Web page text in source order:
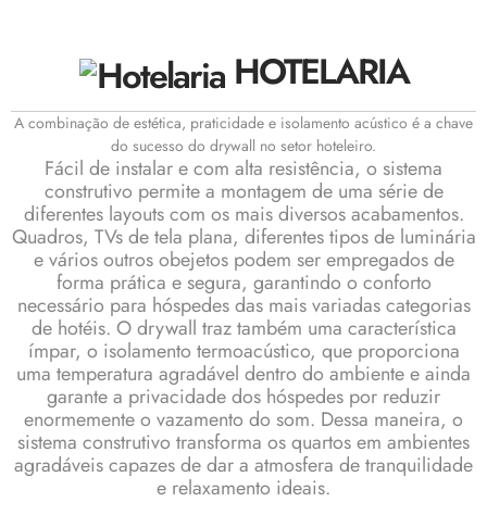
HOTELARIA
A combinação de estética, praticidade e isolamento acústico é a chave
do sucesso do drywall no setor hoteleiro.
Fácil de instalar e com alta resistência, o sistema
construtivo permite a montagem de uma série de
diferentes layouts com os mais diversos acabamentos.
Quadros, TVs de tela plana, diferentes tipos de luminária
e vários outros obejetos podem ser empregados de
forma prática e segura, garantindo o conforto
necessário para hóspedes das mais variadas categorias
de hotéis. O drywall traz também uma característica
ímpar, o isolamento termoacústico, que proporciona
uma temperatura agradável dentro do ambiente e ainda
garante a privacidade dos hóspedes por reduzir
enormemente o vazamento do som. Dessa maneira, o
sistema construtivo transforma os quartos em ambientes
agradáveis capazes de dar a atmosfera de tranquilidade
e relaxamento ideais.